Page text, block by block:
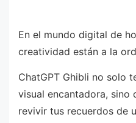
En el mundo digital de
creatividad están a la
ChatGPT Ghibli no solo
visual encantadora, sino
revivir tus recuerdos de